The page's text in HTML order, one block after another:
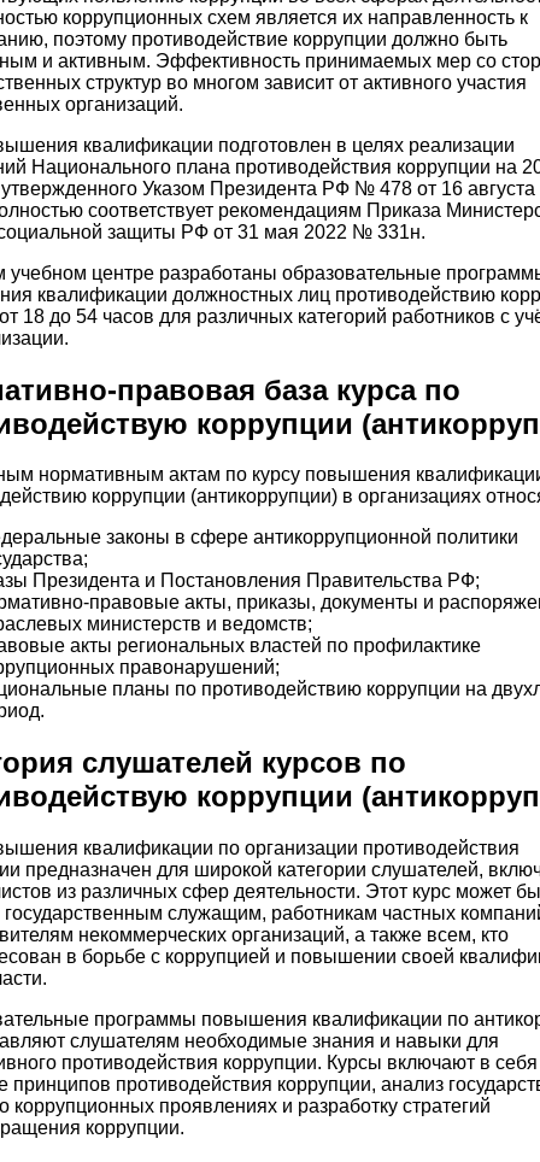
коррупционных схем является их направленность к
поэтому противодействие коррупции должно быть
и активным. Эффективность принимаемых мер со
структур во многом зависит от активного участия
организаций.
квалификации подготовлен в целях реализации
Национального плана противодействия коррупции на
утвержденного Указом Президента РФ № 478 от 16
соответствует рекомендациям Приказа
защиты РФ от 31 мая 2022 № 331н.
центре разработаны образовательные
квалификации должностных лиц противодействию
18 до 54 часов для различных категорий работников с
правовая база курса по
коррупции
нормативным актам по курсу повышения
коррупции (антикоррупции) в организациях
законы в сфере антикоррупционной политики
Президента и Постановления Правительства РФ;
правовые акты, приказы, документы и
министерств и ведомств;
акты региональных властей по профилактике
правонарушений;
планы по противодействию коррупции на
слушателей курсов по
коррупции
квалификации по организации противодействия
предназначен для широкой категории слушателей,
из различных сфер деятельности. Этот курс может
государственным служащим, работникам частных
некоммерческих организаций, а также всем, кто
в борьбе с коррупцией и повышении своей
программы повышения квалификации по
слушателям необходимые знания и навыки для
противодействия коррупции. Курсы включают в себя
принципов противодействия коррупции, анализ
коррупционных проявлениях и разработку стратегий
коррупции.